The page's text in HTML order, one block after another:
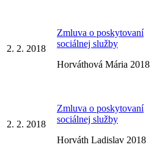
2. 2. 2018
Zmluva o poskytovaní
sociálnej služby
Horváthová Mária 2018
2. 2. 2018
Zmluva o poskytovaní
sociálnej služby
Horváth Ladislav 2018